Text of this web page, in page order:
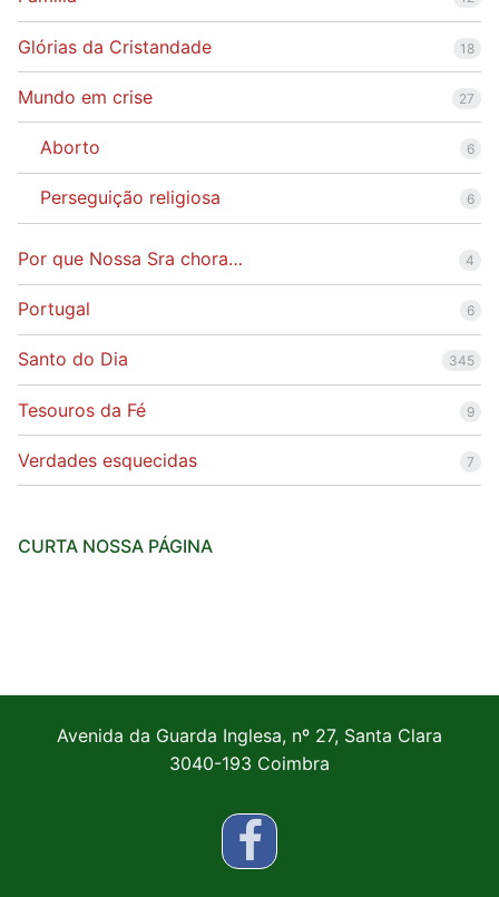
Glórias da Cristandade 18
Mundo em crise 27
Aborto 6
Perseguição religiosa 6
Por que Nossa Sra chora… 4
Portugal 6
Santo do Dia 345
Tesouros da Fé 9
Verdades esquecidas 7
CURTA NOSSA PÁGINA
Avenida da Guarda Inglesa, nº 27, Santa Clara
3040-193 Coimbra